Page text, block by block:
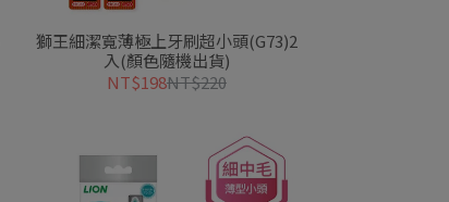
獅王細潔寬薄極上牙刷超小頭(G73)2
入(顏色隨機出貨)
NT$198NT$220